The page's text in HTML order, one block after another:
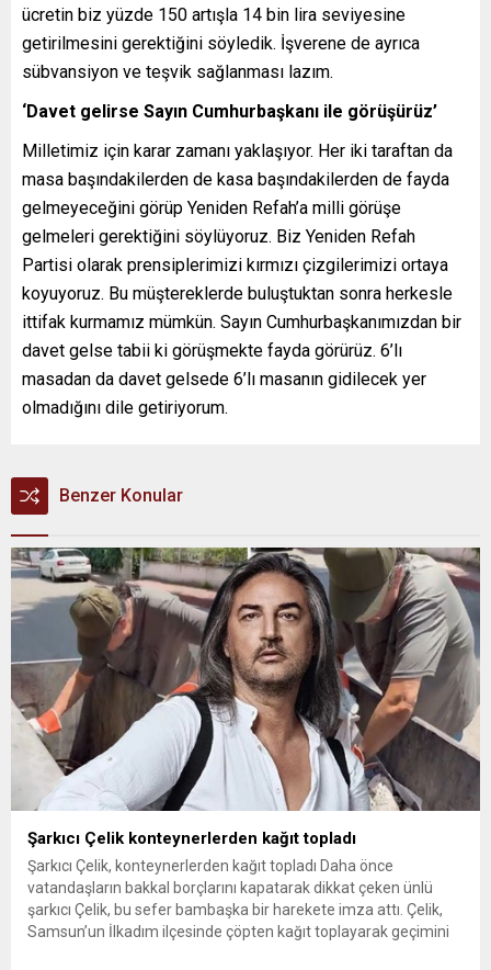
ücretin biz yüzde 150 artışla 14 bin lira seviyesine
getirilmesini gerektiğini söyledik. İşverene de ayrıca
sübvansiyon ve teşvik sağlanması lazım.
‘Davet gelirse Sayın Cumhurbaşkanı ile görüşürüz’
Milletimiz için karar zamanı yaklaşıyor. Her iki taraftan da
masa başındakilerden de kasa başındakilerden de fayda
gelmeyeceğini görüp Yeniden Refah’a milli görüşe
gelmeleri gerektiğini söylüyoruz. Biz Yeniden Refah
Partisi olarak prensiplerimizi kırmızı çizgilerimizi ortaya
koyuyoruz. Bu müştereklerde buluştuktan sonra herkesle
ittifak kurmamız mümkün. Sayın Cumhurbaşkanımızdan bir
davet gelse tabii ki görüşmekte fayda görürüz. 6’lı
masadan da davet gelsede 6’lı masanın gidilecek yer
olmadığını dile getiriyorum.
Benzer Konular
Şarkıcı Çelik konteynerlerden kağıt topladı
Şarkıcı Çelik, konteynerlerden kağıt topladı Daha önce
vatandaşların bakkal borçlarını kapatarak dikkat çeken ünlü
şarkıcı Çelik, bu sefer bambaşka bir harekete imza attı. Çelik,
Samsun’un İlkadım ilçesinde çöpten kağıt toplayarak geçimini